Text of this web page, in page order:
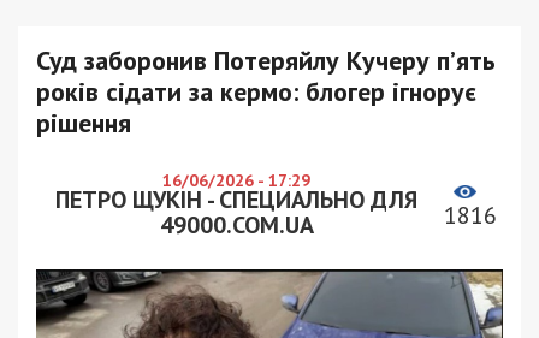
Суд заборонив Потеряйлу Кучеру п’ять
років сідати за кермо: блогер ігнорує
рішення
16/06/2026 - 17:29
ПЕТРО ЩУКІН - СПЕЦИАЛЬНО ДЛЯ
49000.COM.UA
1816